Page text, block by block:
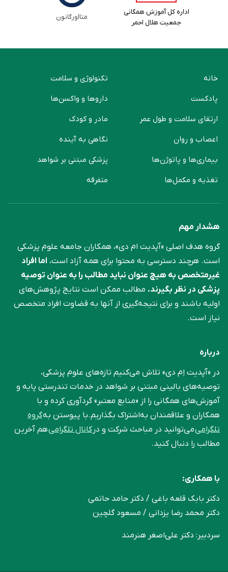
اداره کل آموزش همگانی
جمعیت هلال احمر
متااورگانون
خانه
پادکست
ارتقای سلامت و طول عمر
اعصاب و روان
بیماری‌ها و پاتوژن‌ها
تغذیه و مکمل‌ها
تکنولوژی و سلامت
دارو‌ها و واکسن‌ها
مادر و کودک
نگاهی به آینده
پزشکی مبتنی بر شواهد
متفرقه
هشدار مهم
گروه هدف اصلی «آپدیت ام دی»، همکاران جامعه علوم ‌پزشکی
است. هرچند دسترسی به محتوا برای همه آزاد است، اما افراد
غیرمتخصص به هیچ عنوان نباید مطالب را به عنوان توصیه
پزشکی در نظر بگیرند. مطالب ممکن است نتایج پژوهش‌های
اولیه باشند و برای نتیجه‌گیری از آنها به قضاوت افراد متخصص
نیاز است.
درباره
در «آپدیت اِم دی» تلاش می‌کنیم تازه‌های علوم پزشکی،
توصیه‌های بالینی مبتنی بر شواهد در خدمات تندرستی پایه و
آموزش‌های همگانی را از «منابع معتبر» گردآوری کرده و با
همکاران و علاقمندان به‌اشتراک بگذاریم.با پیوستن بهگروه
تلگرامیمی‌توانید در مباحث شرکت و درکانال تلگرامیهم آخرین
مطالب را دنبال کنید.
با همکاری:
دکتر بابک قلعه‌ باغی / دکتر حامد حاتمی
دکتر محمد رضا یزدانی / مسعود گلچین
سردبیر: دکتر علی‌اصغر هنرمند